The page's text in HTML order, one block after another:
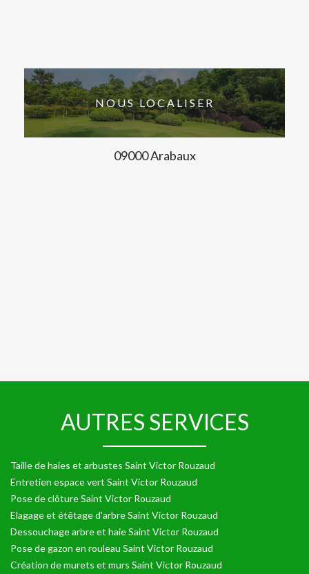
NOUS LOCALISER
09000 Arabaux
AUTRES SERVICES
Taille de haies et arbustes Saint Victor Rouzaud
Entretien espace vert Saint Victor Rouzaud
Pose de clôture Saint Victor Rouzaud
Elagage et étêtage d'arbre Saint Victor Rouzaud
Dessouchage arbre et haie Saint Victor Rouzaud
Pose de gazon en rouleau Saint Victor Rouzaud
Création de murets et murs Saint Victor Rouzaud